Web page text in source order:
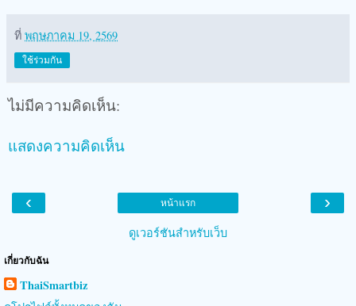
ที่ พฤษภาคม 19, 2569
ใช้ร่วมกัน
ไม่มีความคิดเห็น:
แสดงความคิดเห็น
‹ ›
หน้าแรก
ดูเวอร์ชันสำหรับเว็บ
เกี่ยวกับฉัน
ThaiSmartbiz